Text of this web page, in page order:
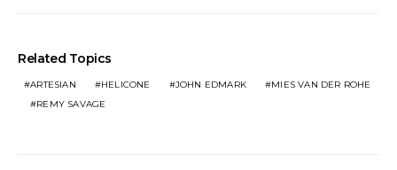
Related Topics
ARTESIAN HELICONE JOHN EDMARK
MIES VAN DER ROHE
REMY SAVAGE